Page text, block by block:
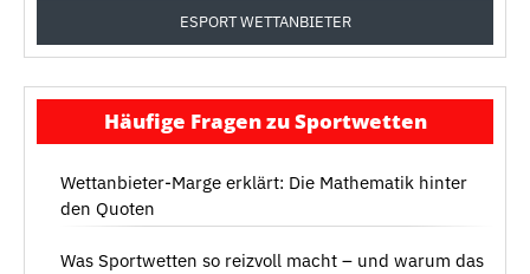
ESPORT WETTANBIETER
Häufige Fragen zu Sportwetten
Wettanbieter-Marge erklärt: Die Mathematik hinter
den Quoten
Was Sportwetten so reizvoll macht – und warum das